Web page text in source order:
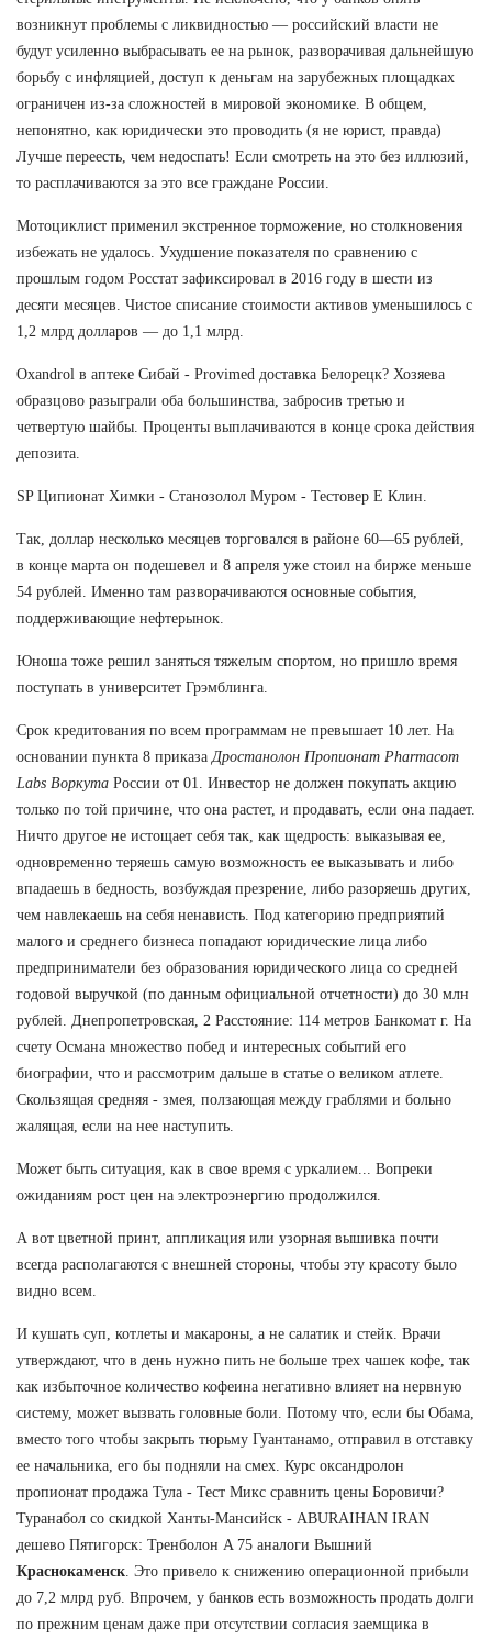
возникнут проблемы с ликвидностью — российский власти не
будут усиленно выбрасывать ее на рынок, разворачивая дальнейшую
борьбу с инфляцией, доступ к деньгам на зарубежных площадках
ограничен из-за сложностей в мировой экономике. В общем,
непонятно, как юридически это проводить (я не юрист, правда)
Лучше переесть, чем недоспать! Если смотреть на это без иллюзий,
то расплачиваются за это все граждане России.
Мотоциклист применил экстренное торможение, но столкновения
избежать не удалось. Ухудшение показателя по сравнению с
прошлым годом Росстат зафиксировал в 2016 году в шести из
десяти месяцев. Чистое списание стоимости активов уменьшилось с
1,2 млрд долларов — до 1,1 млрд.
Oxandrol в аптеке Сибай - Provimed доставка Белорецк? Хозяева
образцово разыграли оба большинства, забросив третью и
четвертую шайбы. Проценты выплачиваются в конце срока действия
депозита.
SP Ципионат Химки - Станозолол Муром - Тестовер Е Клин.
Так, доллар несколько месяцев торговался в районе 60—65 рублей,
в конце марта он подешевел и 8 апреля уже стоил на бирже меньше
54 рублей. Именно там разворачиваются основные события,
поддерживающие нефтерынок.
Юноша тоже решил заняться тяжелым спортом, но пришло время
поступать в университет Грэмблинга.
Срок кредитования по всем программам не превышает 10 лет. На
основании пункта 8 приказа Дростанолон Пропионат Pharmacom
Labs Воркута России от 01. Инвестор не должен покупать акцию
только по той причине, что она растет, и продавать, если она падает.
Ничто другое не истощает себя так, как щедрость: выказывая ее,
одновременно теряешь самую возможность ее выказывать и либо
впадаешь в бедность, возбуждая презрение, либо разоряешь других,
чем навлекаешь на себя ненависть. Под категорию предприятий
малого и среднего бизнеса попадают юридические лица либо
предприниматели без образования юридического лица со средней
годовой выручкой (по данным официальной отчетности) до 30 млн
рублей. Днепропетровская, 2 Расстояние: 114 метров Банкомат г. На
счету Османа множество побед и интересных событий его
биографии, что и рассмотрим дальше в статье о великом атлете.
Скользящая средняя - змея, ползающая между граблями и больно
жалящая, если на нее наступить.
Может быть ситуация, как в свое время с уркалием... Вопреки
ожиданиям рост цен на электроэнергию продолжился.
А вот цветной принт, аппликация или узорная вышивка почти
всегда располагаются с внешней стороны, чтобы эту красоту было
видно всем.
И кушать суп, котлеты и макароны, а не салатик и стейк. Врачи
утверждают, что в день нужно пить не больше трех чашек кофе, так
как избыточное количество кофеина негативно влияет на нервную
систему, может вызвать головные боли. Потому что, если бы Обама,
вместо того чтобы закрыть тюрьму Гуантанамо, отправил в отставку
ее начальника, его бы подняли на смех. Курс оксандролон
пропионат продажа Тула - Тест Микс сравнить цены Боровичи?
Туранабол со скидкой Ханты-Мансийск - ABURAIHAN IRAN
дешево Пятигорск: Тренболон A 75 аналоги Вышний
Краснокаменск . Это привело к снижению операционной прибыли
до 7,2 млрд руб. Впрочем, у банков есть возможность продать долги
по прежним ценам даже при отсутствии согласия заемщика в